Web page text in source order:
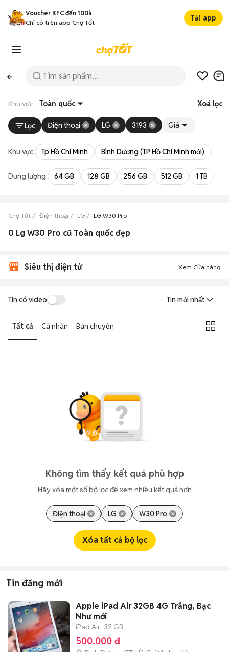
Voucher KFC đến 100k
Chỉ có trên app Chợ Tốt
Tải app
Khu vực: Toàn quốc Xoá lọc
Lọc Điện thoại LG 3193 Giá
Khu vực: Tp Hồ Chí Minh Bình Dương (TP Hồ Chí Minh mới)
Dung lượng: 64 GB 128 GB 256 GB 512 GB 1 TB
Chợ Tốt Điện thoại LG LG W30 Pro
0 Lg W30 Pro cũ Toàn quốc đẹp
Siêu thị điện tử Xem Cửa hàng
Tin có video Tin mới nhất
Tất cả Cá nhân Bán chuyên
Không tìm thấy kết quả phù hợp
Hãy xóa một số bộ lọc để xem nhiều kết quả hơn
Điện thoại LG W30 Pro
Xóa tất cả bộ lọc
Tin đăng mới
Apple iPad Air 32GB 4G Trắng, Bạc
Như mới
iPad Air 32 GB
500.000 đ